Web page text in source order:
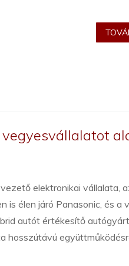
vegyesvállalatot
elektronikai vállalata,
is élen járó Panasonic, és a
autót értékesítő
hosszútávú